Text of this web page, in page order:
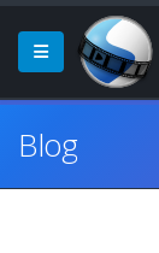
Blog